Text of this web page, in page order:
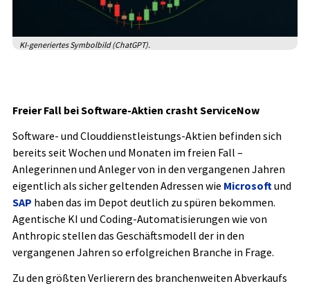
KI-generiertes Symbolbild (ChatGPT).
Freier Fall bei Software-Aktien crasht ServiceNow
Software- und Clouddienstleistungs-Aktien befinden sich
bereits seit Wochen und Monaten im freien Fall –
Anlegerinnen und Anleger von in den vergangenen Jahren
eigentlich als sicher geltenden Adressen wie Microsoft und
SAP haben das im Depot deutlich zu spüren bekommen.
Agentische KI und Coding-Automatisierungen wie von
Anthropic stellen das Geschäftsmodell der in den
vergangenen Jahren so erfolgreichen Branche in Frage.
Zu den größten Verlierern des branchenweiten Abverkaufs